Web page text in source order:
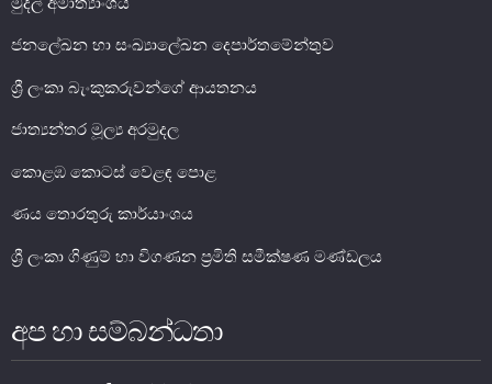
මූල්‍ය අන්තර්ගතභාවය
මූල්‍ය වෙළෙඳපොල
මූල්‍ය වෙළෙඳපොළ-සමස්ත විග්‍රහය
දේශීය විදේශ විනිමය වෙළෙඳපොළ
විදේශ විනිමය පිළිබඳ ගෝලීය ප්‍රශස්ත භාවිත සංග්‍රහය හා
රාජ්‍ය සුරැකුම්පත් වෙළෙඳපොළ
ජනලේඛන හා සංඛ්‍යාලේඛන දෙපාර්තමේන්තුව
ශ්‍රී ලංකා බැංකුකරුවන්ගේ ආයතනය
ජාත්‍යන්තර මූල්‍ය අරමුදල
කොළඹ කොටස් වෙළඳ පොළ
ණය තොරතුරු කාර්යාංශය
ශ්‍රී ලංකා ගිණුම් හා විගණන ප්‍රමිති සමීක්ෂණ මණ්ඩලය
අප හා සම්බන්ධතා